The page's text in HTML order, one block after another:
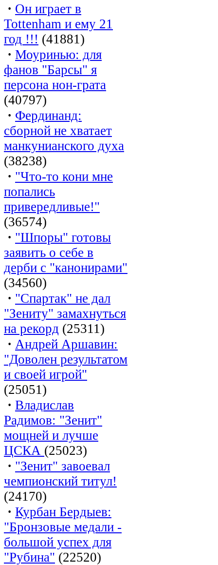
· Он играет в
Tottenham и ему 21
год !!! (41881)
· Моуринью: для
фанов "Барсы" я
персона нон-грата
(40797)
· Фердинанд:
сборной не хватает
манкунианского духа
(38238)
· "Что-то кони мне
попались
привередливые!"
(36574)
· "Шпоры" готовы
заявить о себе в
дерби с "канонирами"
(34560)
· "Спартак" не дал
"Зениту" замахнуться
на рекорд (25311)
· Андрей Аршавин:
"Доволен результатом
и своей игрой"
(25051)
· Владислав
Радимов: "Зенит"
мощней и лучше
ЦСКА (25023)
· "Зенит" завоевал
чемпионский титул!
(24170)
· Курбан Бердыев:
"Бронзовые медали -
большой успех для
"Рубина" (22520)